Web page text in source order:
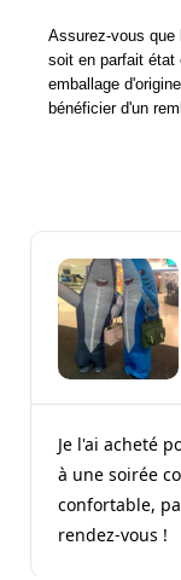
Assurez-vous que
soit en parfait état
emballage
bénéficier d'un
Je l'ai acheté
à une soirée
confortable,
rendez-vous !